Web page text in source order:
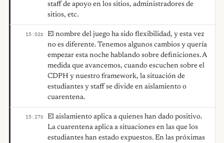
staff de apoyo en los sitios, administradores de
sitios, etc.
15:02D
El nombre del juego ha sido flexibilidad, y esta vez
no es diferente. Tenemos algunos cambios y quería
empezar esta noche hablando sobre definiciones. A
medida que avancemos, cuando escuchen sobre el
CDPH y nuestro framework, la situación de
estudiantes y staff se divide en aislamiento o
cuarentena.
15:27D
El aislamiento aplica a quienes han dado positivo.
La cuarentena aplica a situaciones en las que los
estudiantes han estado expuestos. En las próximas